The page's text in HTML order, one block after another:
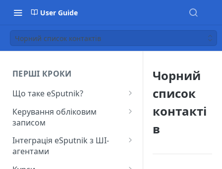
User Guide
Чорний список контактів
ПЕРШІ КРОКИ
Що таке eSputnik?
Початок роботи з eSputnik
Огляд основних розділів
eSputnik
Розумні кампанії з eSputnik:
практичний гід по ШІ
Керування обліковим
записом
Створення акаунту
Підключення МФА
Інтеграція eSputnik з ШІ-
агентами
Налаштування плагіна Yespo
Чорний
список
контакті
в